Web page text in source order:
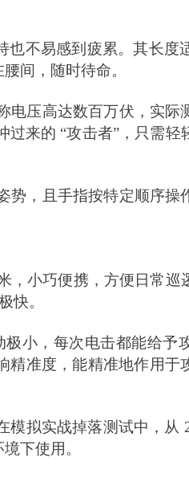
不易感到疲累。其长度
间，随时待命。
电压高达数百万伏，实际
过来的 “攻击者”，只需轻
势，且手指按特定顺序操
，小巧便携，方便日常巡
快。
小，每次电击都能给予
准度，能精准地作用于
模拟实战掉落测试中，从
下使用。